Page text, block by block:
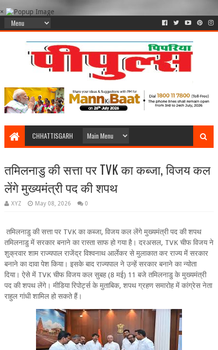
×
CHHATTISGARH
तमिलनाडु की सत्ता पर TVK का कब्जा, विजय कल
लेंगे मुख्यमंत्री पद की शपथ
XYZ May 08, 2026 0
तमिलनाडु की सत्ता पर TVK का कब्जा, विजय कल लेंगे मुख्यमंत्री पद की शपथ
तमिलनाडु में सरकार बनाने का रास्ता साफ हो गया है। दरअसल, TVK चीफ विजय ने
शुक्रवार शाम राज्यपाल राजेंद्र विश्वनाथ आर्लेकर से मुलाकात कर राज्य में सरकार
बनाने का दावा पेश किया। इसके बाद राज्यपाल ने उन्हें सरकार बनाने का न्योता
दिया। ऐसे में TVK चीफ विजय कल सुबह (8 मई) 11 बजे तमिलनाडु के मुख्यमंत्री
पद की शपथ लेंगे। मीडिया रिपोर्ट्स के मुताबिक, शपथ ग्रहण समारोह में कांग्रेस नेता
राहुल गांधी शामिल हो सकते हैं।